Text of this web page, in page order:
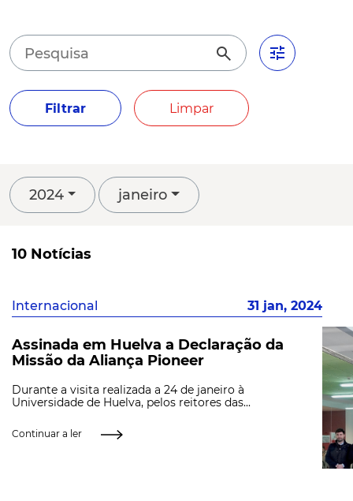
search tune
Filtrar Limpar
2024 janeiro
10 Notícias
Internacional 31 jan, 2024
Assinada em Huelva a Declaração da
Missão da Aliança Pioneer
Durante a visita realizada a 24 de janeiro à
Universidade de Huelva, pelos reitores das...
Continuar a ler